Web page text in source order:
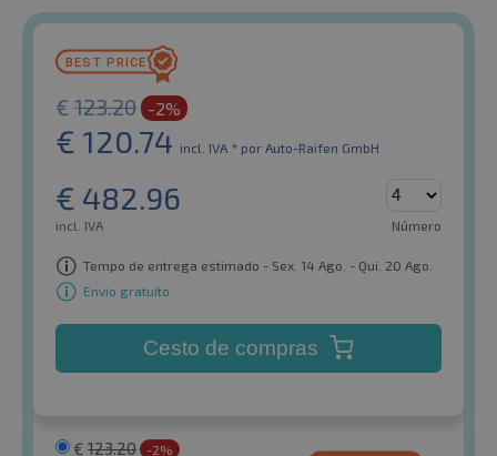
€ 123.20 -2%
€ 120.74 incl. IVA * por Auto-Raifen GmbH
€ 482.96
incl. IVA Número
Tempo de entrega estimado - Sex. 14 Ago. - Qui. 20 Ago.
Envio gratuito
Cesto de compras
€ 123.20 -2%